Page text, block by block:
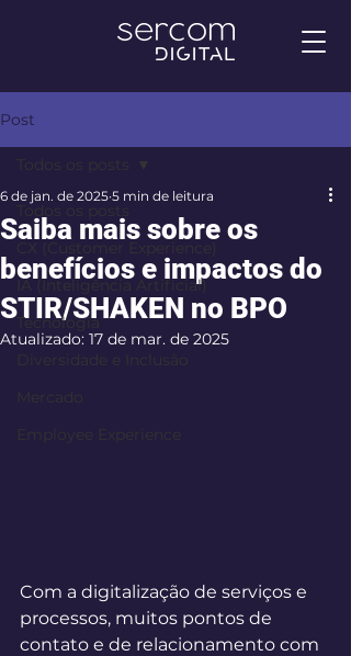
Post
Todos os posts
CX (Customer Experience)
IA (Inteligência Artificial)
Tecnologia
Diversidade e Inclusão
Mercado
Employee Experience
Todos os posts
Saiba mais sobre os
benefícios e impactos do
STIR/SHAKEN no BPO
6 de jan. de 2025 5 min de leitura
Atualizado: 17 de mar. de 2025
Com a digitalização de serviços e
processos, muitos pontos de
contato e de relacionamento com